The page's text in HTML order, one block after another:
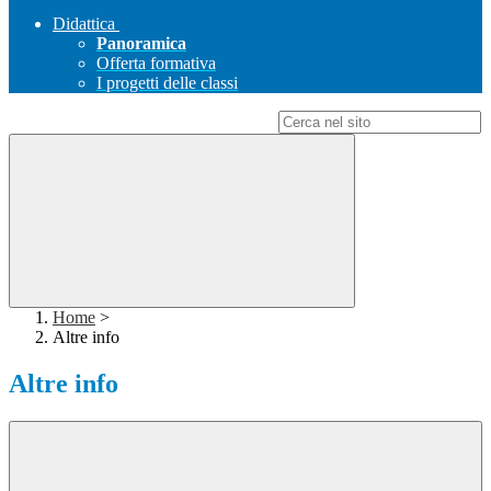
Didattica
Panoramica
Offerta formativa
I progetti delle classi
Home >
Altre info
Altre info